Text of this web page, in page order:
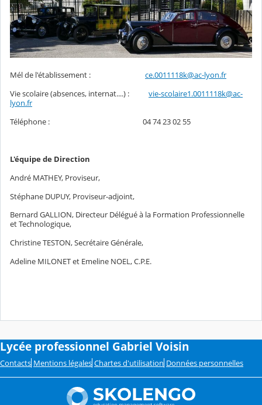
Mél de l'établissement : ce.0011118k@ac-lyon.fr
Vie scolaire (absences, internat....) : vie-scolaire1.0011118k@ac-
lyon.fr
Téléphone : 04 74 23 02 55
L'équipe de Direction
André MATHEY, Proviseur,
Stéphane DUPUY, Proviseur-adjoint,
Bernard GALLION, Directeur Délégué à la Formation Professionnelle
et Technologique,
Christine TESTON, Secrétaire Générale,
Adeline MILONET et Emeline NOEL, C.P.E.
Lycée professionnel Gabriel Voisin
Contacts Mentions légales Chartes d'utilisation Données personnelles